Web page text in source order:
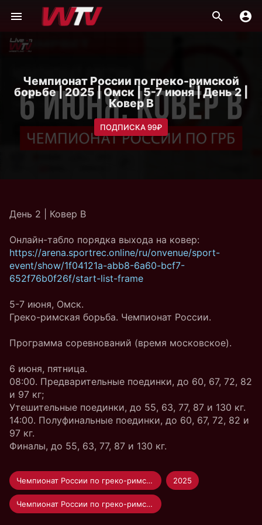
Чемпионат России по греко-римской
борьбе | 2025 | Омск | 5-7 июня | День 2 |
Ковер B
ПОДПИСКА 99₽
День 2 | Ковер B
Онлайн-табло порядка выхода на ковер:
https://arena.sportrec.online/ru/onvenue/sport-
event/show/1f04121a-abb8-6a60-bcf7-
652f76b0f26f/start-list-frame
5-7 июня, Омск.
Греко-римская борьба. Чемпионат России.
Программа соревнований (время московское).
6 июня, пятница.
08:00. Предварительные поединки, до 60, 67, 72, 82
и 97 кг;
Утешительные поединки, до 55, 63, 77, 87 и 130 кг.
14:00. Полуфинальные поединки, до 60, 67, 72, 82 и
97 кг.
Финалы, до 55, 63, 77, 87 и 130 кг.
Чемпионат России по греко-римской борьбе 2025
Чемпионат России по греко-римской борьбе | 2025 | Омск | 5-7 июня | День 2 | Ковер B